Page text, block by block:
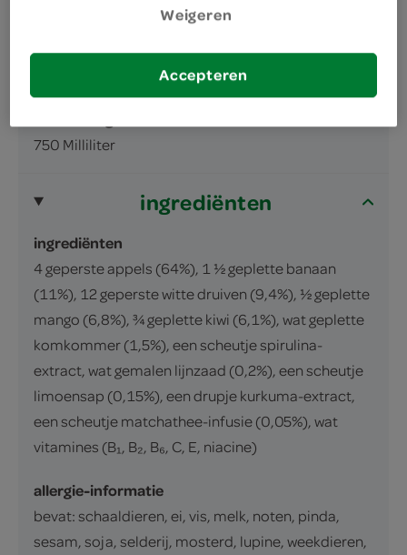
omschrijving
750 Milliliter
ingrediënten
ingrediënten
4 geperste appels (64%), 1 ½ geplette banaan
(11%), 12 geperste witte druiven (9,4%), ½ geplette
mango (6,8%), ¾ geplette kiwi (6,1%), wat geplette
komkommer (1,5%), een scheutje spirulina-
extract, wat gemalen lijnzaad (0,2%), een scheutje
limoensap (0,15%), een drupje kurkuma-extract,
een scheutje matchathee-infusie (0,05%), wat
vitamines (B₁, B₂, B₆, C, E, niacine)
allergie-informatie
bevat: schaaldieren, ei, vis, melk, noten, pinda,
sesam, soja, selderij, mosterd, lupine, weekdieren,
Weigeren
Accepteren